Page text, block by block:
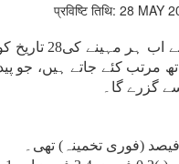
प्रविष्टि तिथि: 28
کئے جاتے ہیں، جو
گزرے گا۔